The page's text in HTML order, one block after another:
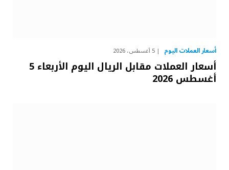
أسعار العملات اليوم 5 أغسطس، 2026
أسعار العملات مقابل الريال اليوم الأربعاء 5
أغسطس 2026